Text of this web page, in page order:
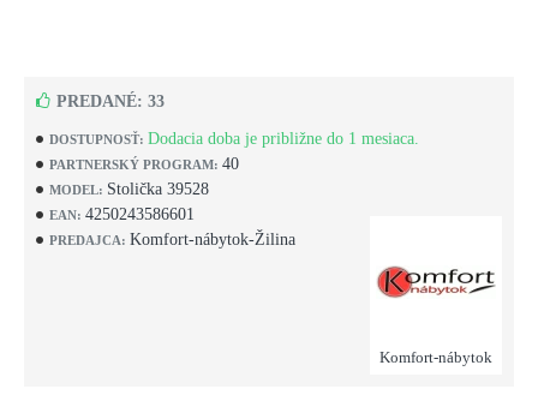
DOSTUPNOSŤ: Dodacia doba je približne do 1 mesiaca.
PARTNERSKÝ PROGRAM: 40
MODEL: Stolička 39528
EAN: 4250243586601
PREDAJCA: Komfort-nábytok-Žilina
Komfort-nábytok
PREDANÉ: 33